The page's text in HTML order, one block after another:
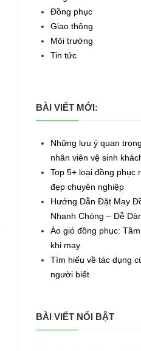
Đồng phục
Giao thông
Môi trường
Tin tức
BÀI VIẾT MỚI:
Những lưu ý quan
nhân viên vệ sinh
Top 5+ loại đồng phục
đẹp chuyên nghiệp
Hướng Dẫn Đặt May
Nhanh Chóng – Dễ
Áo gió đồng phục:
khi may
Tìm hiểu về tác dụng
người biết
BÀI VIẾT NỔI BẬT